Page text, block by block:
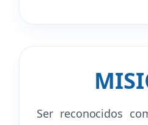
Ser reconocidos